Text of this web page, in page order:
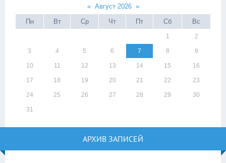
« Август 2026 »
Пн
Вт Ср Чт Пт Сб Вс
1 2
3 4 5 6 7 8 9
10 11 12 13 14 15 16
17 18 19 20 21 22 23
24 25 26 27 28 29 30
31
АРХИВ ЗАПИСЕЙ